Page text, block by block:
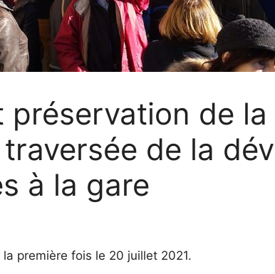
préservation de
de la
à la gare
la première fois le 20 juillet 2021.